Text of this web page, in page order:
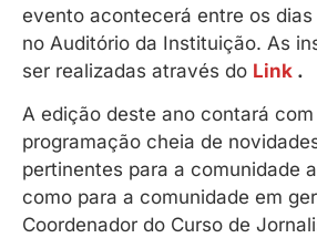
evento acontecerá entre os dias
no Auditório da Instituição. As
ser realizadas através do Link .
A edição deste ano contará com
programação cheia de
pertinentes para a comunidade
como para a comunidade em
Coordenador do Curso de